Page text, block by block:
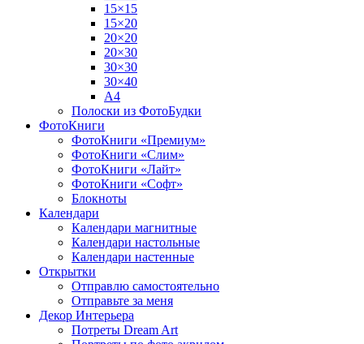
15×15
15×20
20×20
20×30
30×30
30×40
A4
Полоски из ФотоБудки
ФотоКниги
ФотоКниги «Премиум»
ФотоКниги «Слим»
ФотоКниги «Лайт»
ФотоКниги «Софт»
Блокноты
Календари
Календари магнитные
Календари настольные
Календари настенные
Открытки
Отправлю самостоятельно
Отправьте за меня
Декор Интерьера
Потреты Dream Art